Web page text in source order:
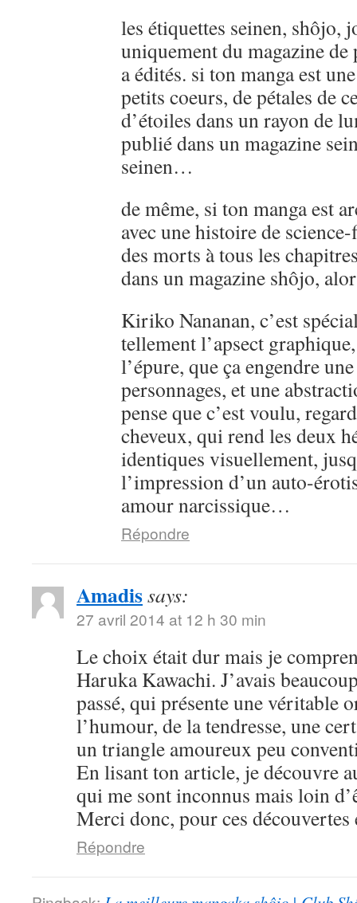
les étiquettes seinen, shôjo,
uniquement du magazine
a édités. si ton manga est
petits coeurs, de pétales de
d’étoiles dans un rayon de
publié dans un magazine
seinen…
de même, si ton manga est
avec une histoire de
des morts à tous les
dans un magazine shôjo,
Kiriko Nananan, c’est
tellement l’apsect
l’épure, que ça engendre
personnages, et une
pense que c’est voulu,
cheveux, qui rend les deux
identiques visuellement,
l’impression d’un auto-
amour narcissique…
Répondre
Amadissays:
27 avril 2014 at 12 h 30 min
Le choix était dur mais je
Haruka Kawachi. J’avais
passé, qui présente une véritable
l’humour, de la tendresse, une
un triangle amoureux peu
En lisant ton article, je découvre
qui me sont inconnus mais loin
Merci donc, pour ces
Répondre